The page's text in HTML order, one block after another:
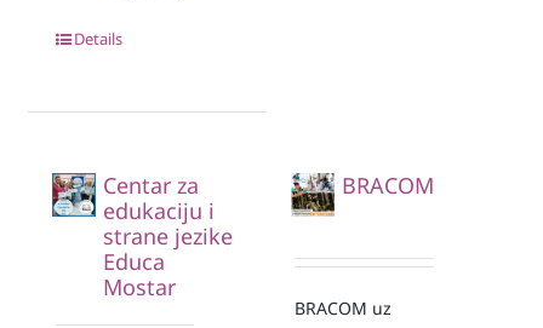
Details
Centar za
edukaciju i
strane jezike
Educa
Mostar
BRACOM
BRACOM uz